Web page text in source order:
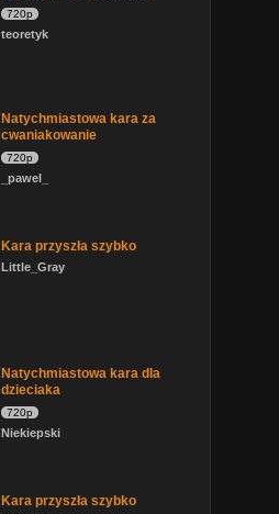
720p
teoretyk
Natychmiastowa kara za
cwaniakowanie
720p
_pawel_
Kara przyszła szybko
Little_Gray
Natychmiastowa kara dla
dzieciaka
720p
Niekiepski
Kara przyszła szybko